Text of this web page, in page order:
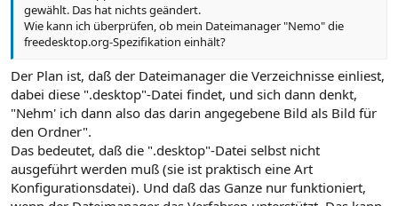
gewählt. Das hat nichts geändert.
Wie kann ich überprüfen, ob mein Dateimanager "Nemo" die
freedesktop.org-Spezifikation einhält?
Der Plan ist, daß der Dateimanager die Verzeichnisse einliest,
dabei diese ".desktop"-Datei findet, und sich dann denkt,
"Nehm' ich dann also das darin angegebene Bild als Bild für
den Ordner".
Das bedeutet, daß die ".desktop"-Datei selbst nicht
ausgeführt werden muß (sie ist praktisch eine Art
Konfigurationsdatei). Und daß das Ganze nur funktioniert,